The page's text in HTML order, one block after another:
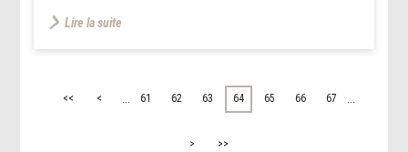
Lire la suite
<< < 61 62 63 64 65 66 67
> >>